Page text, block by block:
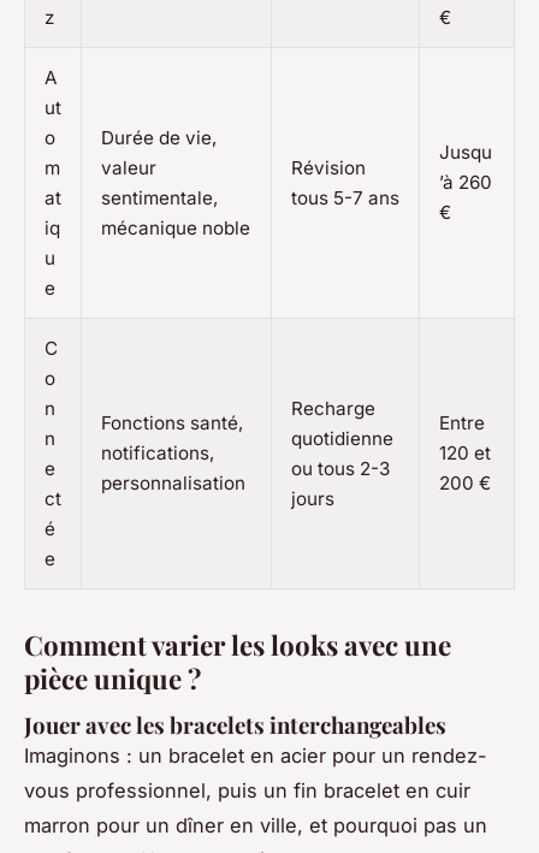
z
€
A
ut
o
m
at
iq
u
e
Durée de vie,
valeur
sentimentale,
mécanique noble
Révision
tous 5-7 ans
Jusqu
’à 260
€
C
o
n
n
e
ct
é
e
Fonctions santé,
notifications,
personnalisation
Recharge
quotidienne
ou tous 2-3
jours
Entre
120 et
200 €
Comment varier les looks avec une
pièce unique ?
Jouer avec les bracelets interchangeables
Imaginons : un bracelet en acier pour un rendez-
vous professionnel, puis un fin bracelet en cuir
marron pour un dîner en ville, et pourquoi pas un